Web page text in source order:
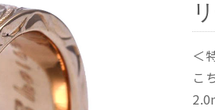
＜
こ